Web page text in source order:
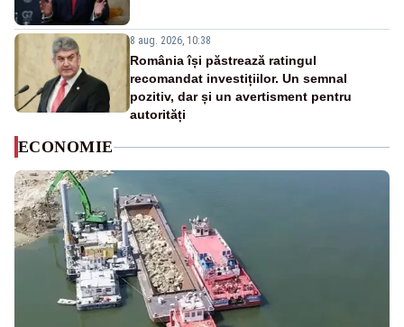
8 aug. 2026, 10:38
România își păstrează ratingul
recomandat investițiilor. Un semnal
pozitiv, dar și un avertisment pentru
autorități
ECONOMIE